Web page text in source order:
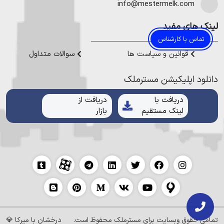
تماس با کارشناس
هموطنان عزیز خدمت کنیم.
info@mestermelk.com
لینک های مفید
قوانین و سیاست ها سوالات متداول
دانلود اپلیکیشن مستر‌ملک
دریافت با
لینک مستقیم
دریافت از
بازار
تمامی حقوق وبسایت برای مسترملک محفوظ است. درخشان با میرکا 💎